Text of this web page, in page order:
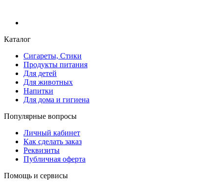
Каталог
Сигареты, Стики
Продукты питания
Для детей
Для животных
Напитки
Для дома и гигиена
Популярные вопросы
Личный кабинет
Как сделать заказ
Реквизиты
Публичная оферта
Помощь и сервисы